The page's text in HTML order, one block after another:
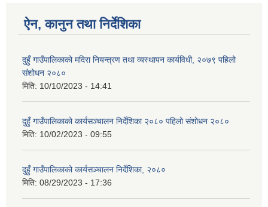
ऐन, कानुन तथा निर्देशिका
दुहुँ गाउँपालिकाको मदिरा नियन्त्रण तथा व्यस्थापन कार्यविधी, २०७९ पहिलो
संशोधन २०८०
मिति: 10/10/2023 - 14:41
दुहुँ गाउँपालिकाको कार्यसञ्चालन निर्देशिका २०८० पहिलो संशोधन २०८०
मिति: 10/02/2023 - 09:55
दुहुँ गाउँपालिकाको कार्यसञ्चालन निर्देशिका, २०८०
मिति: 08/29/2023 - 17:36